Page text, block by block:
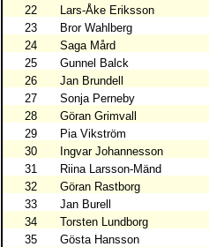
22
Lars-Åke Eriksson
23
Bror Wahlberg
24
Saga Mård
25
Gunnel Balck
26
Jan Brundell
27
Sonja Perneby
28
Göran Grimvall
29
Pia Vikström
30
Ingvar Johannesson
31
Riina Larsson-Mänd
32
Göran Rastborg
33
Jan Burell
34
Torsten Lundborg
35
Gösta Hansson